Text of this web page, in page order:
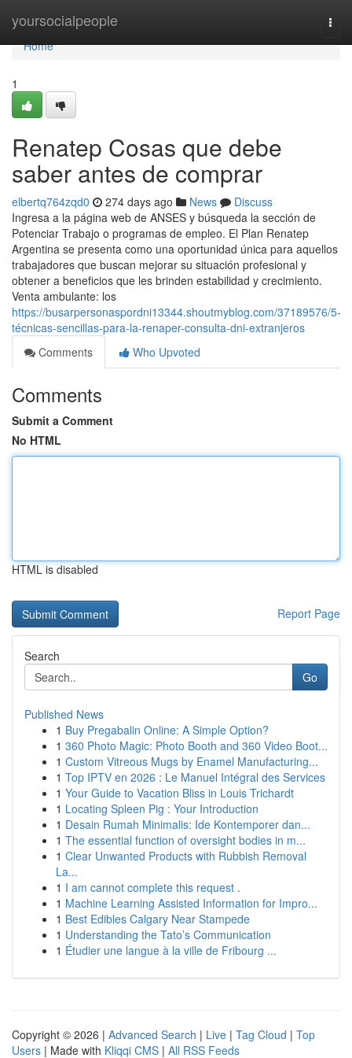
yoursocialpeople
Home
Home
1
Renatep Cosas que debe
saber antes de comprar
elbertq764zqd0 274 days ago News
Discuss
Ingresa a ​la página web de ANSES y búsqueda la sección ⁢de
Potenciar Trabajo o programas de empleo. El Plan Renatep
Argentina se presenta como una oportunidad única para aquellos
trabajadores que buscan mejorar su situación profesional y
obtener a beneficios que les brinden estabilidad y crecimiento.
Venta ambulante: los
https://busarpersonaspordni13344.shoutmyblog.com/37189576/5-
técnicas-sencillas-para-la-renaper-consulta-dni-extranjeros
Comments
Who Upvoted
Comments
Submit a Comment
No HTML
HTML is disabled
Report Page
Search
Go
Published News
1 Buy Pregabalin Online: A Simple Option?
1 360 Photo Magic: Photo Booth and 360 Video Boot...
1 Custom Vitreous Mugs by Enamel Manufacturing...
1 Top IPTV en 2026 : Le Manuel Intégral des Services
1 Your Guide to Vacation Bliss in Louis Trichardt
1 Locating Spleen Pig : Your Introduction
1 Desain Rumah Minimalis: Ide Kontemporer dan...
1 The essential function of oversight bodies in m...
1 Clear Unwanted Products with Rubbish Removal
La...
1 I am cannot complete this request .
1 Machine Learning Assisted Information for Impro...
1 Best Edibles Calgary Near Stampede
1 Understanding the Tato’s Communication
1 Étudier une langue à la ville de Fribourg ...
Copyright © 2026 | Advanced Search | Live | Tag Cloud | Top
Users | Made with Kliqqi CMS | All RSS Feeds